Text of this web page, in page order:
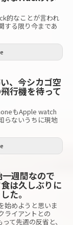
的なことが言われ
する限り今まであ
、今シカゴ空
行機を待って
もApple watch
らないうちに現地
週間なので
は久しぶりに
た。
始めようと思いま
ライアントとの
て先週の反省と、